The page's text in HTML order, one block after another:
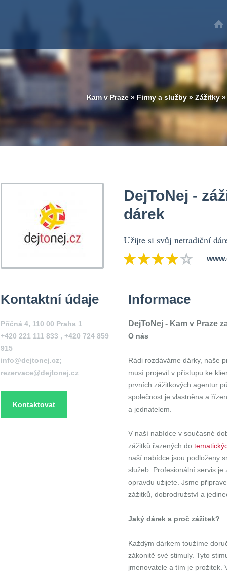
Kam v Praze » Firmy a služby » Zážitky »
DejToNej -
dárek
Užijte si svůj netradiční
Kontaktní údaje
Příčná 4, 110 00 Praha 1
+420 221 111 833 , +420 724 859
915
info@dejtonej.cz;
rezervace@dejtonej.cz
Kontaktovat
Informace
DejToNej - Kam v Praze
O nás
Rádi rozdáváme dárky, naše
musí projevit v přístupu ke
prvních zážitkových agentur
společnost je vlastněna a
a jednatelem.
V naší nabídce v současné
zážitků řazených do
naší nabídce jsou podloženy
služeb. Profesionální servis je
opravdu užijete. Jsme
zážitků, dobrodružství a
Jaký dárek a proč zážitek?
Každým dárkem toužíme
zákonitě své stimuly. Tyto
jmenovatele a tím je prožitek.